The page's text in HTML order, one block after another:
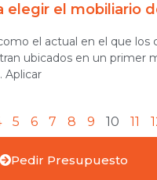
elegir el mobiliario
el actual en el que los
ubicados en un primer
Aplicar
5 6 7 8 9 10 11
Pedir Presupuesto